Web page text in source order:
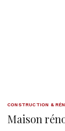
CONSTRUCTION &
Maison